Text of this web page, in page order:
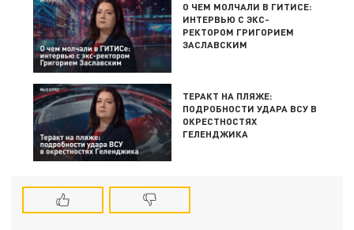
О ЧЕМ МОЛЧАЛИ В ГИТИСЕ:
ИНТЕРВЬЮ С ЭКС-
РЕКТОРОМ ГРИГОРИЕМ
ЗАСЛАВСКИМ
ТЕРАКТ НА ПЛЯЖЕ:
ПОДРОБНОСТИ УДАРА ВСУ В
ОКРЕСТНОСТЯХ
ГЕЛЕНДЖИКА